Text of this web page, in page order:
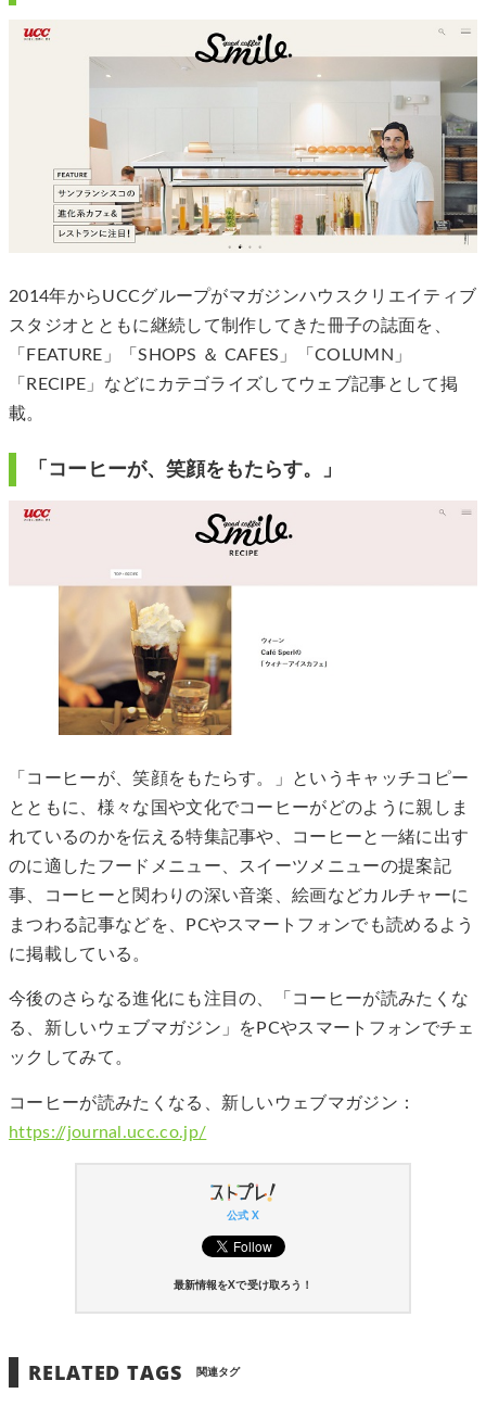
2014年からUCCグループがマガジンハウスクリエイティブ
スタジオとともに継続して制作してきた冊子の誌面を、
「FEATURE」「SHOPS ＆ CAFES」「COLUMN」
「RECIPE」などにカテゴライズしてウェブ記事として掲
載。
「コーヒーが、笑顔をもたらす。」
「コーヒーが、笑顔をもたらす。」というキャッチコピー
とともに、様々な国や文化でコーヒーがどのように親しま
れているのかを伝える特集記事や、コーヒーと一緒に出す
のに適したフードメニュー、スイーツメニューの提案記
事、コーヒーと関わりの深い音楽、絵画などカルチャーに
まつわる記事などを、PCやスマートフォンでも読めるよう
に掲載している。
今後のさらなる進化にも注目の、「コーヒーが読みたくな
る、新しいウェブマガジン」をPCやスマートフォンでチェ
ックしてみて。
コーヒーが読みたくなる、新しいウェブマガジン：
https://journal.ucc.co.jp/
公式 X
最新情報をXで受け取ろう！
RELATED TAGS 関連タグ